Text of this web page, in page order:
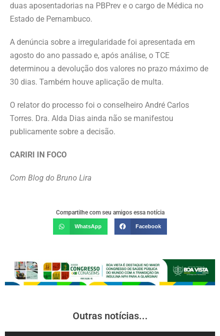
duas aposentadorias na PBPrev e o cargo de Médica no
Estado de Pernambuco.
A denúncia sobre a irregularidade foi apresentada em
agosto do ano passado e, após análise, o TCE
determinou a devolução dos valores no prazo máximo de
30 dias. Também houve aplicação de multa.
O relator do processo foi o conselheiro André Carlos
Torres. Dra. Alda Dias ainda não se manifestou
publicamente sobre a decisão.
CARIRI IN FOCO
Com Blog do Bruno Lira
Compartilhe com seu amigos essa notícia
WhatsApp Facebook
Outras notícias...